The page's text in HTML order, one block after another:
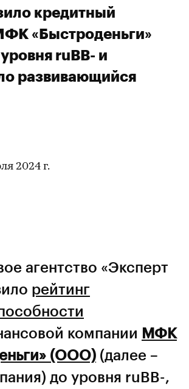
кредитный
«Быстроденьги»
ruBB- и
развивающийся
2024 г.
агентство «Эксперт
рейтинг
компании МФК
(ООО) (далее –
до уровня ruBB-,